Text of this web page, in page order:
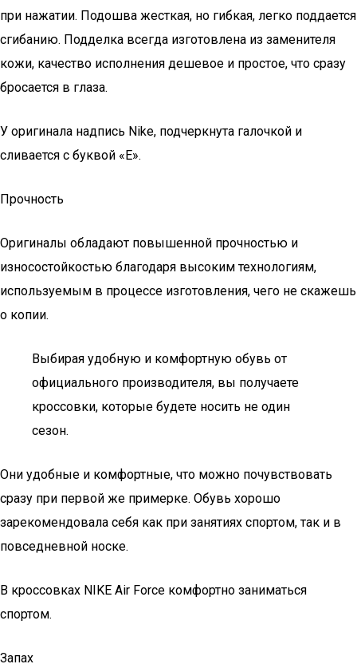
при нажатии. Подошва жесткая, но гибкая, легко поддается
сгибанию. Подделка всегда изготовлена из заменителя
кожи, качество исполнения дешевое и простое, что сразу
бросается в глаза.
У оригинала надпись Nike, подчеркнута галочкой и
сливается с буквой «E».
Прочность
Оригиналы обладают повышенной прочностью и
износостойкостью благодаря высоким технологиям,
используемым в процессе изготовления, чего не скажешь
о копии.
Выбирая удобную и комфортную обувь от
официального производителя, вы получаете
кроссовки, которые будете носить не один
сезон.
Они удобные и комфортные, что можно почувствовать
сразу при первой же примерке. Обувь хорошо
зарекомендовала себя как при занятиях спортом, так и в
повседневной носке.
В кроссовках NIKE Air Force комфортно заниматься
спортом.
Запах